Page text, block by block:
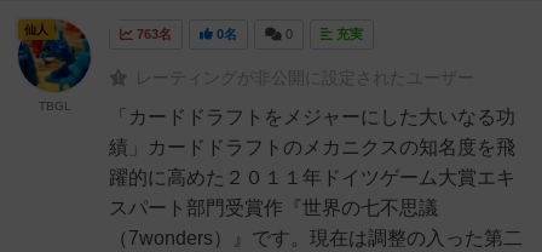
763名 0名 0 充実
レーティングが非公開に設定されたユーザー
「カードドラフトをメジャーにした大いなる功
績」カードドラフトのメカニクスの知名度を飛
躍的に高めた２０１１年ドイツゲーム大賞エキ
スパート部門受賞作『世界の七不思議
（7wonders）』です。現在は調整の入った第二
仙人
TBGL